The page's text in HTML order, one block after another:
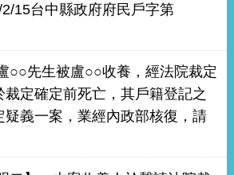
15台中縣政府府民戶字第
○○先生被盧○○收養，經法院裁定
定確定前死亡，其戶籍登記之
疑義一案，業經內政部核復，請